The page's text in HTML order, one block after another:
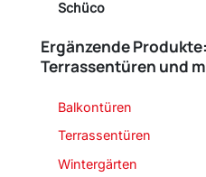
Schüco
Ergänzende
Terrassentüren und
Balkontüren
Terrassentüren
Wintergärten